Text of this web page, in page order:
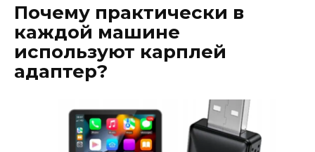
Почему практически в
каждой машине
используют карплей
адаптер?